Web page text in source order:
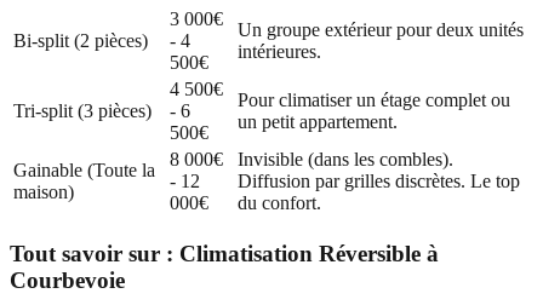
Bi-split (2 pièces)
3 000€
- 4
500€
Un groupe extérieur pour deux unités
intérieures.
Tri-split (3 pièces)
4 500€
- 6
500€
Pour climatiser un étage complet ou
un petit appartement.
Gainable (Toute la
maison)
8 000€
- 12
000€
Invisible (dans les combles).
Diffusion par grilles discrètes. Le top
du confort.
Tout savoir sur : Climatisation Réversible à
Courbevoie